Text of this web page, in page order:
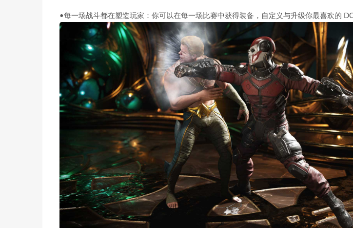
•每一场战斗都在塑造玩家：你可以在每一场比赛中获得装备，自定义与升级你最喜欢的 DC